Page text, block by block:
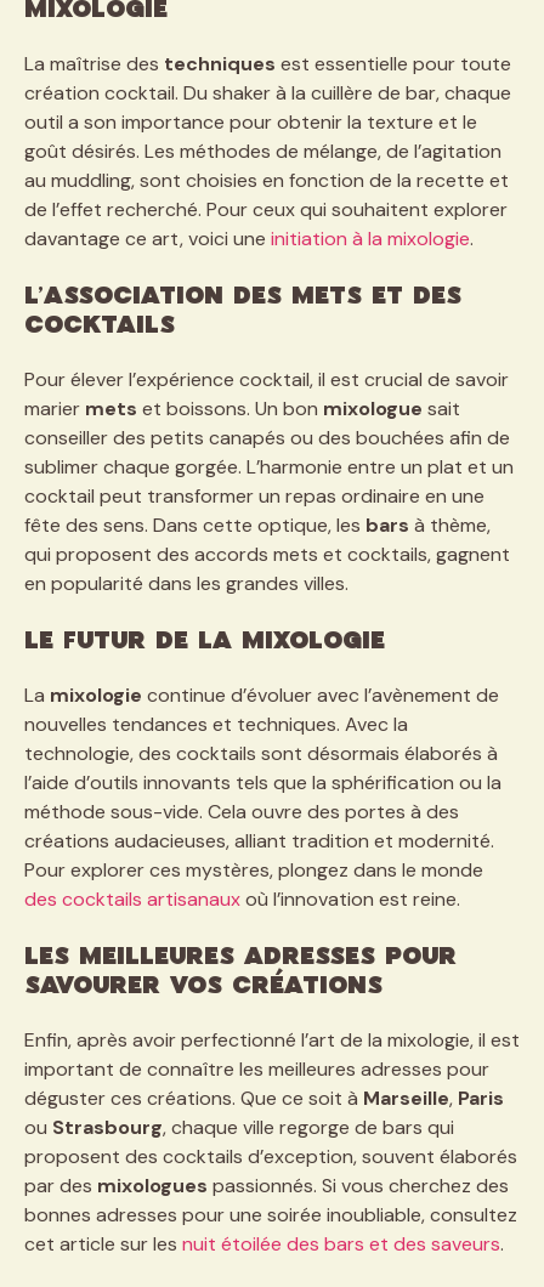
mixologie
La maîtrise des techniques est essentielle pour toute
création cocktail. Du shaker à la cuillère de bar, chaque
outil a son importance pour obtenir la texture et le
goût désirés. Les méthodes de mélange, de l’agitation
au muddling, sont choisies en fonction de la recette et
de l’effet recherché. Pour ceux qui souhaitent explorer
davantage ce art, voici une initiation à la mixologie.
L’association des mets et des
cocktails
Pour élever l’expérience cocktail, il est crucial de savoir
marier mets et boissons. Un bon mixologue sait
conseiller des petits canapés ou des bouchées afin de
sublimer chaque gorgée. L’harmonie entre un plat et un
cocktail peut transformer un repas ordinaire en une
fête des sens. Dans cette optique, les bars à thème,
qui proposent des accords mets et cocktails, gagnent
en popularité dans les grandes villes.
Le futur de la mixologie
La mixologie continue d’évoluer avec l’avènement de
nouvelles tendances et techniques. Avec la
technologie, des cocktails sont désormais élaborés à
l’aide d’outils innovants tels que la sphérification ou la
méthode sous-vide. Cela ouvre des portes à des
créations audacieuses, alliant tradition et modernité.
Pour explorer ces mystères, plongez dans le monde
des cocktails artisanauxoù l’innovation est reine.
Les meilleures adresses pour
savourer vos créations
Enfin, après avoir perfectionné l’art de la mixologie, il est
important de connaître les meilleures adresses pour
déguster ces créations. Que ce soit à Marseille, Paris
ou Strasbourg, chaque ville regorge de bars qui
proposent des cocktails d’exception, souvent élaborés
par des mixologues passionnés. Si vous cherchez des
bonnes adresses pour une soirée inoubliable, consultez
cet article sur les nuit étoilée des bars et des saveurs.